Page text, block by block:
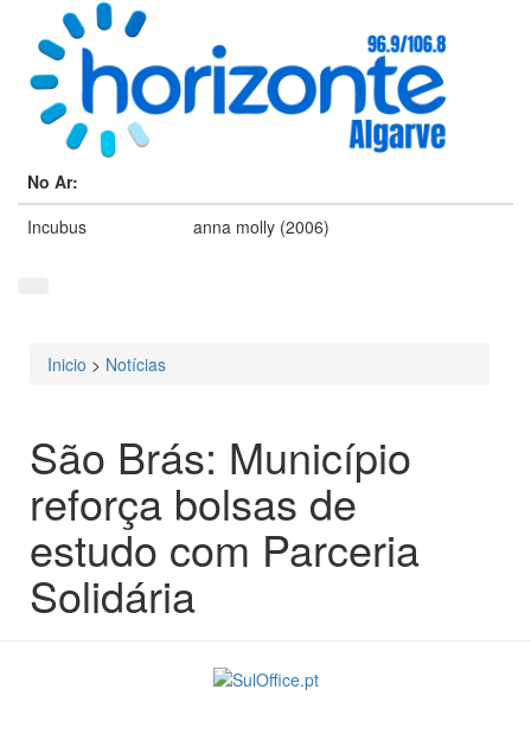
No Ar:
Incubus
anna molly (2006)
Está aqui
Inicio > Notícias
São Brás: Município
reforça bolsas de
estudo com Parceria
Solidária